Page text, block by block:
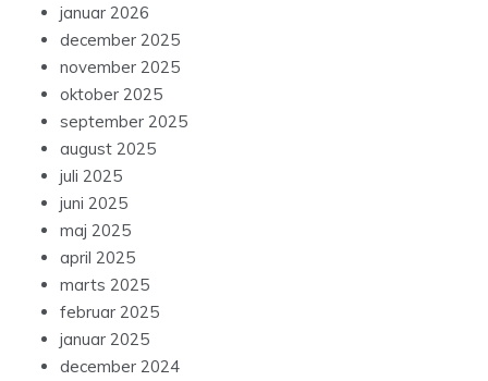
januar 2026
december 2025
november 2025
oktober 2025
september 2025
august 2025
juli 2025
juni 2025
maj 2025
april 2025
marts 2025
februar 2025
januar 2025
december 2024